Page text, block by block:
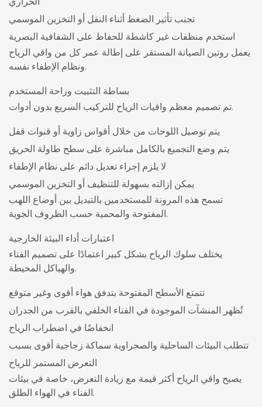
تجنب تأثير الضغط أثناء النقل أو التخزين الموسمي
استخدم منظفات غير كاشطة للحفاظ على الشفافية البصرية
يعمل روتين الصيانة المستقر على إطالة عمر كل من واقي الرياح
ونظام الإطفاء نفسه.
بساطة التثبيت وراحة المستخدم
تم تصميم معظم واقيات الرياح للتركيب السريع بدون أدوات.
يتم توصيل اللوحات من خلال أقواس زاوية أو قنوات قفل
يتم وضع التجميع بالكامل مباشرة على سطح طاولة الحريق
لا يلزم إجراء تعديل دائم على نظام الإطفاء
يمكن إزالته بسهولة للتنظيف أو التخزين الموسمي
تسمح هذه المرونة للمستخدمين بالتبديل بين أوضاع اللهب
المفتوحة والمحمية حسب الظروف الجوية.
اعتبارات أداء البيئة الخارجية
يختلف سلوك الرياح بشكل كبير اعتمادًا على تصميم الفناء
والهياكل المحيطة.
تتمتع الأسطح المفتوحة بتدفق هواء أقوى وغير متوقع
تُظهر المنشآت الموجودة في الفناء الخلفي بالقرب من الجدران
انخفاضًا في اضطراب الرياح
تتطلب البيئات الساحلية والصحراوية سماكة زجاجية أقوى بسبب
التعرض المستمر للرياح
يصبح واقي الرياح أكثر قيمة مع زيادة التعرض، خاصة في بيئات
الفناء في الهواء الطلق.